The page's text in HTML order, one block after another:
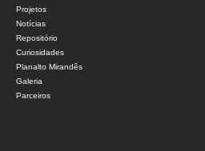
Projetos
Notícias
Repositório
Curiosidades
Planalto Mirandês
Galeria
Parceiros